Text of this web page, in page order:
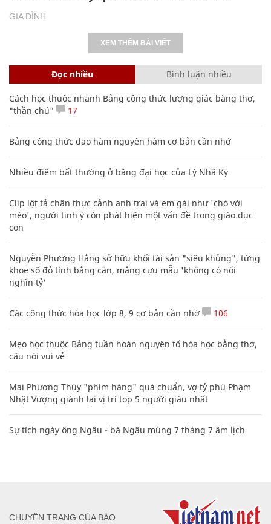
GIA ĐÌNH
XEM THÊM BÀI VIẾT
Đọc nhiều Bình luận nhiều
Cách học thuộc nhanh Bảng công thức lượng giác bằng thơ,
"thần chú"
17
Bảng công thức đạo hàm nguyên hàm cơ bản cần nhớ
Nhiều điểm bất thường ở bằng đại học của Lý Nhã Kỳ
Clip lột tả chân thực cảnh anh trai và em gái như 'chó với
mèo', người tinh ý còn phát hiện một vấn đề trong giáo dục
con
Nguyễn Phương Hằng sở hữu khối tài sản "siêu khủng", từng
khoe sổ đỏ tính bằng cân, mắng cựu mẫu 'không có nổi
nghìn tỷ'
Các công thức hóa học lớp 8, 9 cơ bản cần nhớ 106
Mẹo học thuộc Bảng tuần hoàn nguyên tố hóa học bằng thơ,
câu nói vui vẻ
Mai Phương Thúy "phím hàng" quá chuẩn, vợ tỷ phú Phạm
Nhật Vượng giành lại vị trí top 5 người giàu nhất
Sự tích ngày ông Ngâu - bà Ngâu mùng 7 tháng 7 âm lịch
CHUYÊN TRANG CỦA BÁO